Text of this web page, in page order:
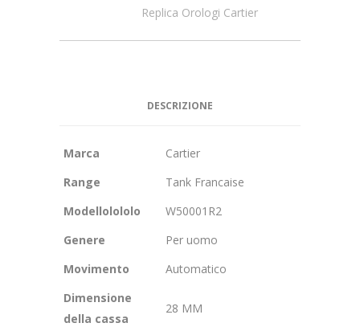
Replica Orologi Cartier
DESCRIZIONE
Marca
Cartier
Range
Tank Francaise
Modellolololo
W50001R2
Genere
Per uomo
Movimento
Automatico
Dimensione
della cassa
28 MM